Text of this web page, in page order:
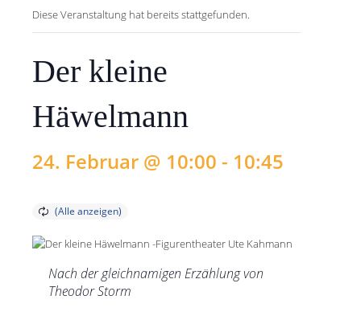
Diese Veranstaltung hat bereits stattgefunden.
Der kleine
Häwelmann
24. Februar @ 10:00 - 10:45
Nach der gleichnamigen Erzählung von
Theodor Storm